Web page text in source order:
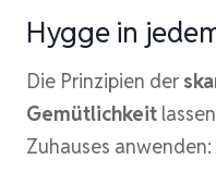
Hygge in
Die Prinzipien der
Gemütlichkeit
Zuhauses anwenden: